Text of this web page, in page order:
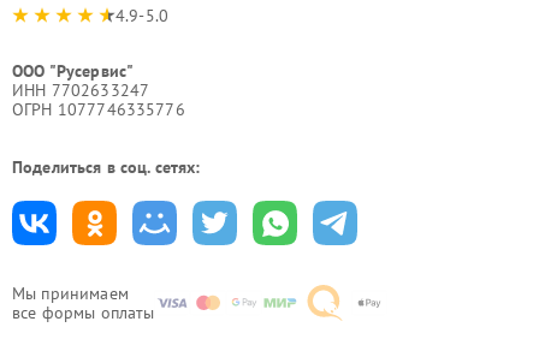
Мы принимаем
все формы оплаты
4.9-5.0
ООО "Русервис"
ИНН 7702633247
ОГРН 1077746335776
Поделиться в соц. сетях: